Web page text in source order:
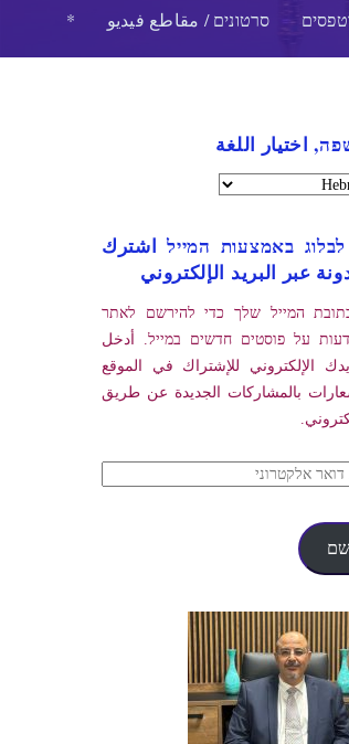
סרטונים / مقاطع فيديو *
اختيار اللغة
באמצעות המייל اشترك
عبر البريد الإلكتروني
המייל שלך כדי להירשם לאתר
על פוסטים חדשים במייל. أدخل
الإلكتروني للإشتراك في الموقع
بالمشاركات الجديدة عن طريق